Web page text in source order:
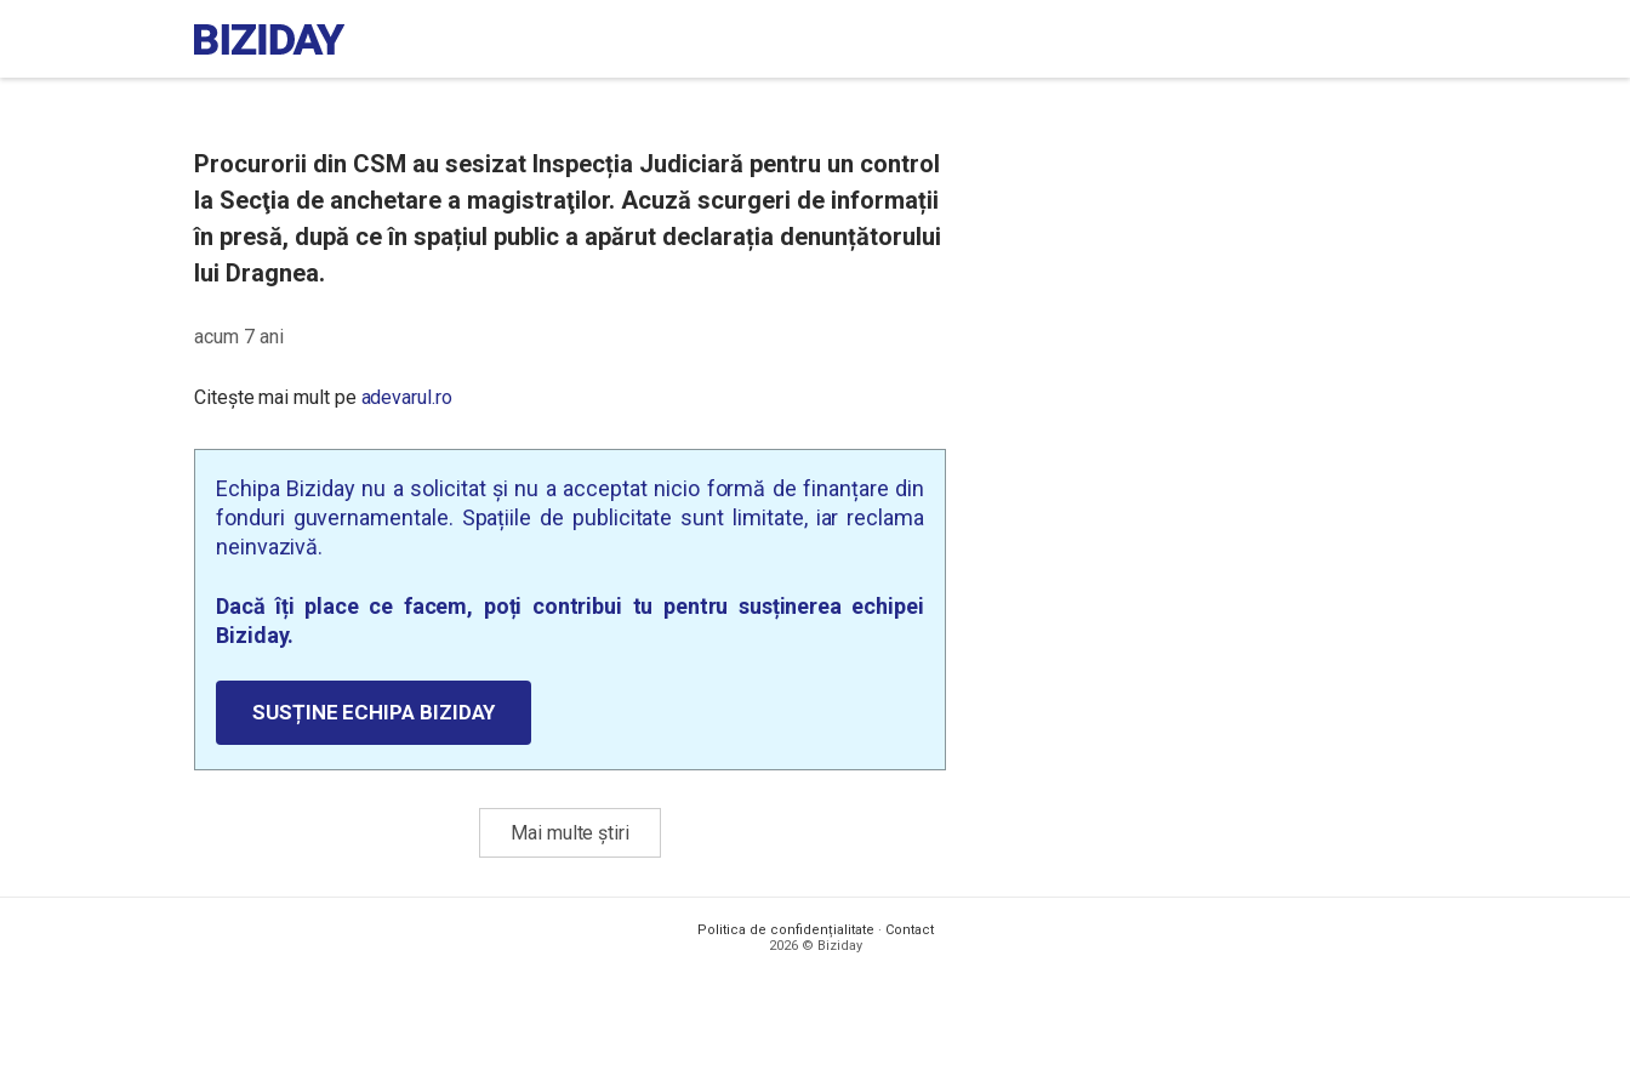
Procurorii din CSM au sesizat Inspecția Judiciară pentru un control
la Secţia de anchetare a magistraţilor. Acuză scurgeri de informații
în presă, după ce în spațiul public a apărut declarația denunțătorului
lui Dragnea.
acum 7 ani
Citește mai mult pe adevarul.ro
Echipa Biziday nu a solicitat și nu a acceptat nicio formă de finanțare din
fonduri guvernamentale. Spațiile de publicitate sunt limitate, iar reclama
neinvazivă.
Dacă îți place ce facem, poți contribui tu pentru susținerea echipei
Biziday.
SUSȚINE ECHIPA BIZIDAY
Mai multe știri
Politica de confidențialitate · Contact
2026 © Biziday